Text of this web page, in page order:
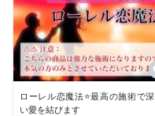
ローレル恋魔法⭐最高の施術で深
い愛を結びます